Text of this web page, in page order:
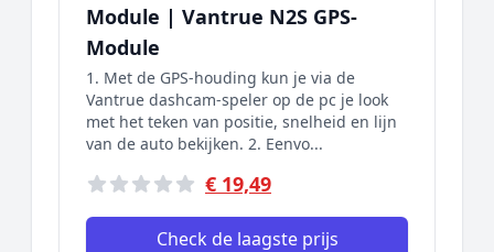
Module | Vantrue N2S GPS-
Module
1. Met de GPS-houding kun je via de
Vantrue dashcam-speler op de pc je look
met het teken van positie, snelheid en lijn
van de auto bekijken. 2. Eenvo...
€ 19,49
Check de laagste prijs